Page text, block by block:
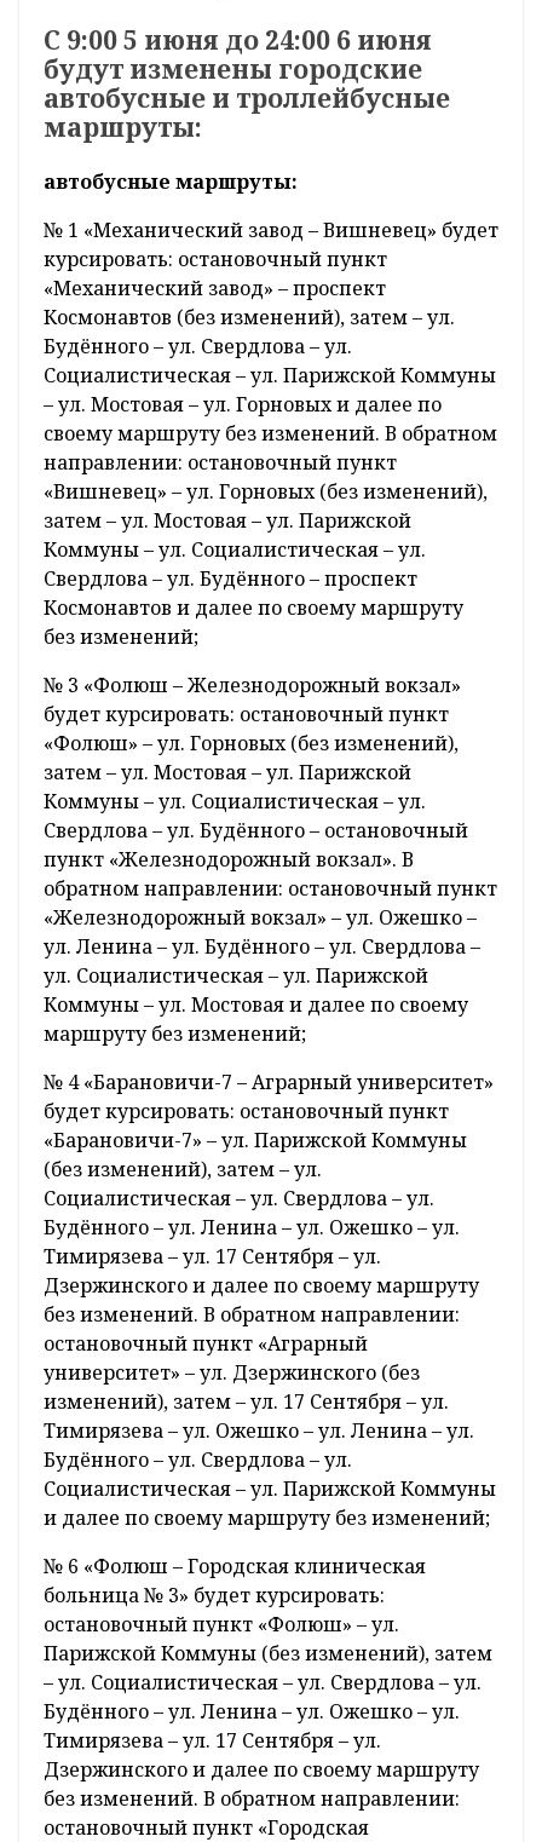
С 9:00 5 июня до 24:00 6 июня
будут изменены городские
автобусные и троллейбусные
маршруты:
автобусные маршруты:
№ 1 «Механический завод – Вишневец» будет
курсировать: остановочный пункт
«Механический завод» – проспект
Космонавтов (без изменений), затем – ул.
Будённого – ул. Свердлова – ул.
Социалистическая – ул. Парижской Коммуны
– ул. Мостовая – ул. Горновых и далее по
своему маршруту без изменений. В обратном
направлении: остановочный пункт
«Вишневец» – ул. Горновых (без изменений),
затем – ул. Мостовая – ул. Парижской
Коммуны – ул. Социалистическая – ул.
Свердлова – ул. Будённого – проспект
Космонавтов и далее по своему маршруту
без изменений;
№ 3 «Фолюш – Железнодорожный вокзал»
будет курсировать: остановочный пункт
«Фолюш» – ул. Горновых (без изменений),
затем – ул. Мостовая – ул. Парижской
Коммуны – ул. Социалистическая – ул.
Свердлова – ул. Будённого – остановочный
пункт «Железнодорожный вокзал». В
обратном направлении: остановочный пункт
«Железнодорожный вокзал» – ул. Ожешко –
ул. Ленина – ул. Будённого – ул. Свердлова –
ул. Социалистическая – ул. Парижской
Коммуны – ул. Мостовая и далее по своему
маршруту без изменений;
№ 4 «Барановичи-7 – Аграрный университет»
будет курсировать: остановочный пункт
«Барановичи-7» – ул. Парижской Коммуны
(без изменений), затем – ул.
Социалистическая – ул. Свердлова – ул.
Будённого – ул. Ленина – ул. Ожешко – ул.
Тимирязева – ул. 17 Сентября – ул.
Дзержинского и далее по своему маршруту
без изменений. В обратном направлении:
остановочный пункт «Аграрный
университет» – ул. Дзержинского (без
изменений), затем – ул. 17 Сентября – ул.
Тимирязева – ул. Ожешко – ул. Ленина – ул.
Будённого – ул. Свердлова – ул.
Социалистическая – ул. Парижской Коммуны
и далее по своему маршруту без изменений;
№ 6 «Фолюш – Городская клиническая
больница № 3» будет курсировать:
остановочный пункт «Фолюш» – ул.
Парижской Коммуны (без изменений), затем
– ул. Социалистическая – ул. Свердлова – ул.
Будённого – ул. Ленина – ул. Ожешко – ул.
Тимирязева – ул. 17 Сентября – ул.
Дзержинского и далее по своему маршруту
без изменений. В обратном направлении:
остановочный пункт «Городская